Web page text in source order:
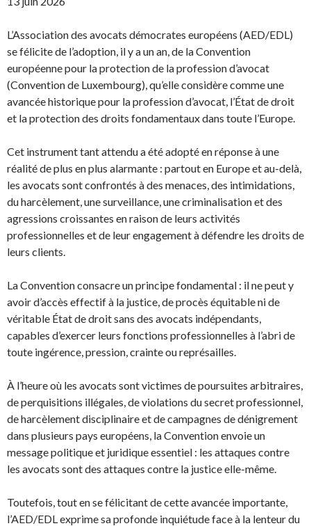
L’Association des avocats démocrates européens (AED/EDL)
se félicite de l’adoption, il y a un an, de la Convention
européenne pour la protection de la profession d’avocat
(Convention de Luxembourg), qu’elle considère comme une
avancée historique pour la profession d’avocat, l’État de droit
et la protection des droits fondamentaux dans toute l’Europe.
Cet instrument tant attendu a été adopté en réponse à une
réalité de plus en plus alarmante : partout en Europe et au-delà,
les avocats sont confrontés à des menaces, des intimidations,
du harcèlement, une surveillance, une criminalisation et des
agressions croissantes en raison de leurs activités
professionnelles et de leur engagement à défendre les droits de
leurs clients.
La Convention consacre un principe fondamental : il ne peut y
avoir d’accès effectif à la justice, de procès équitable ni de
véritable État de droit sans des avocats indépendants,
capables d’exercer leurs fonctions professionnelles à l’abri de
toute ingérence, pression, crainte ou représailles.
À l’heure où les avocats sont victimes de poursuites arbitraires,
de perquisitions illégales, de violations du secret professionnel,
de harcèlement disciplinaire et de campagnes de dénigrement
dans plusieurs pays européens, la Convention envoie un
message politique et juridique essentiel : les attaques contre
les avocats sont des attaques contre la justice elle-même.
Toutefois, tout en se félicitant de cette avancée importante,
l’AED/EDL exprime sa profonde inquiétude face à la lenteur du